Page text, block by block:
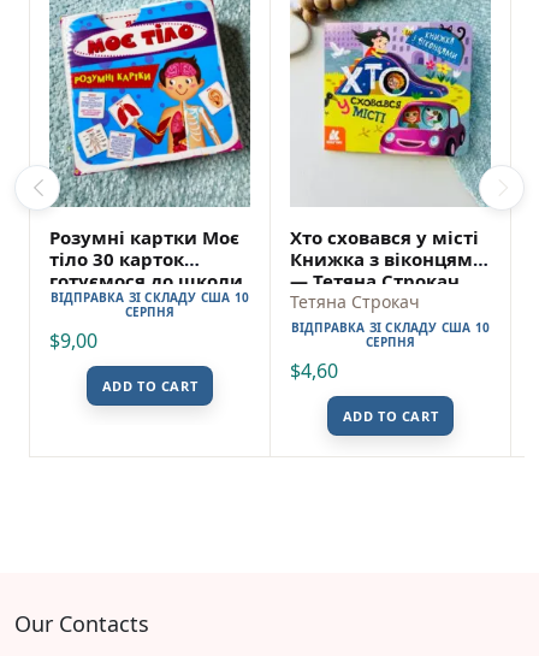
Розумні картки Моє
тіло 30 карток
готуємося до школи
ВІДПРАВКА ЗІ СКЛАДУ США 10
СЕРПНЯ
$9,00
ADD TO CART
Хто сховався у місті
Книжка з віконцями
— Тетяна Строкач
Тетяна Строкач
ВІДПРАВКА ЗІ СКЛАДУ США 10
СЕРПНЯ
$4,60
ADD TO CART
Our Contacts